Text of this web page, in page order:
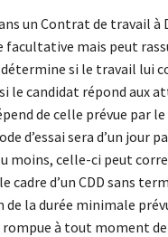
un Contrat de travail
facultative mais peut
si le travail lui
le candidat répond aux
de celle prévue par
d’essai sera d’un jour
moins, celle-ci peut
cadre d’un CDD sans
la durée minimale
à tout moment